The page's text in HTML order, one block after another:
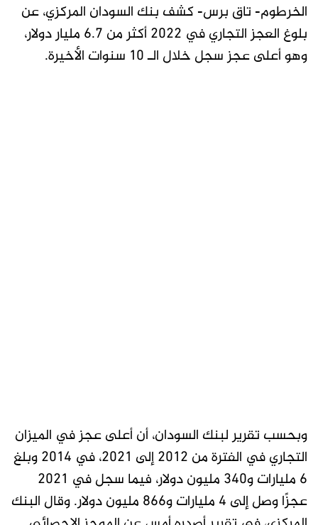
الخرطوم- تاق برس- كشف بنك السودان المركزي، عن
بلوغ العجز التجاري في 2022 أكثر من 6.7 مليار دولار،
وهو أعلى عجز سجل خلال الـ 10 سنوات الأخيرة.
وبحسب تقرير لبنك السودان، أن أعلى عجز في الميزان
التجاري في الفترة من 2012 إلى 2021، في 2014 وبلغ
6 مليارات و340 مليون دولار، فيما سجل في 2021
عجزًا وصل إلى 4 مليارات و866 مليون دولار. وقال البنك